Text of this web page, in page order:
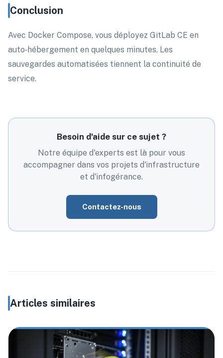
Conclusion
Avec Docker Compose, vous déployez GitLab CE en
auto‑hébergement en quelques minutes. Les
sauvegardes automatisées tiennent la continuité de
service.
Besoin d'aide sur ce sujet ?
Notre équipe d'experts est là pour vous
accompagner dans vos projets d'infrastructure
et d'infogérance.
Contactez-nous
Articles similaires